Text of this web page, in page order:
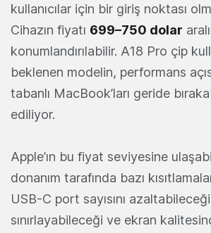
kullanıcılar için bir giriş noktası
Cihazın fiyatı 699–750 dolar
konumlandırılabilir. A18 Pro çip
beklenen modelin, performans
tabanlı MacBook’ları geride
ediliyor.
Apple’ın bu fiyat seviyesine
donanım tarafında bazı
USB-C port sayısını
sınırlayabileceği ve ekran